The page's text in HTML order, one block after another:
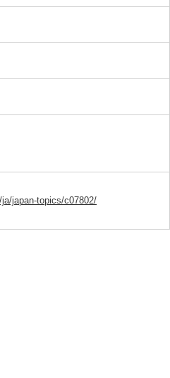
japan-topics/c07802/